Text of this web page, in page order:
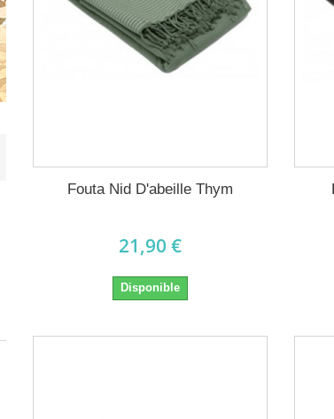
Fouta Nid D'abeille Thym
21,90 €
Disponible